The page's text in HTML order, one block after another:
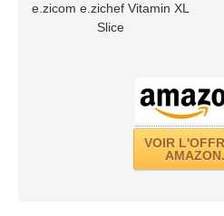
e.zicom e.zichef Vitamin XL
Slice
VOIR